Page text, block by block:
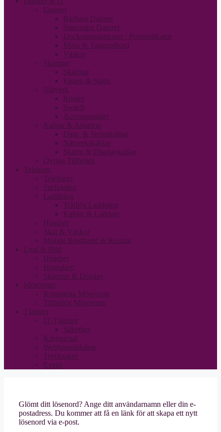
Datorer
Bärbara Datorer
Stationära Datorer
Dockningsstationer / Portreplikator
Möss & Tangentbord
Väskor
Skärmar
Skärmar
Fästen & Stativ
Nätverk
Router
Switch
Accesspunkter
Kablar & Adaptrar
Data- & Strömkablar
Nätverkskablar
Skärm & Displaykablar
Övriga Tillbehör
Telekom
Telefoner
Surfplattor
Laddning
Trådlös Laddning
Kablar & Laddare
Headset
Skal & Väskor
Mobila Bredband & Routrar
Ljud & Bild
Headset
Högtalare
Skärmar & Display
Mötesrum
Kompletta Mötesrum
Tillbehör Mötesrum
Tjänster
IT-Tjänster
Säkerhet
Körjournal
Webbproduktion
Trycksaker
Event
Glömt ditt lösenord? Ange ditt användarnamn eller din e-
postadress. Du kommer att få en länk för att skapa ett nytt
lösenord via e-post.